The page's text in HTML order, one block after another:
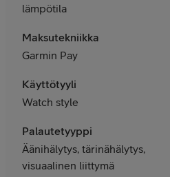
lämpötila
Maksutekniikka
Garmin Pay
Käyttötyyli
Watch style
Palautetyyppi
Äänihälytys, tärinähälytys,
visuaalinen liittymä